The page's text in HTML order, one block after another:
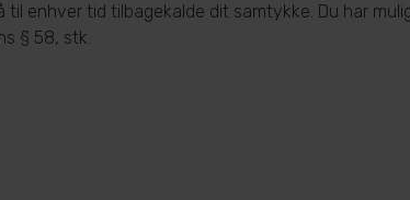
enhver tid tilbagekalde dit samtykke. Du har
§ 58, stk.